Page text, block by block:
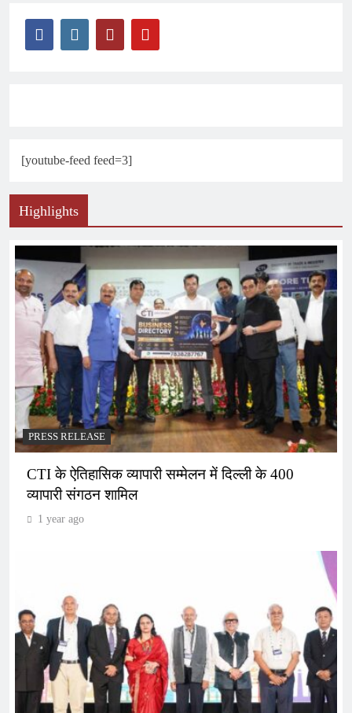
[youtube-feed feed=3]
Highlights
PRESS RELEASE
CTI के ऐतिहासिक व्यापारी सम्मेलन में दिल्ली के 400
व्यापारी संगठन शामिल
1 year ago